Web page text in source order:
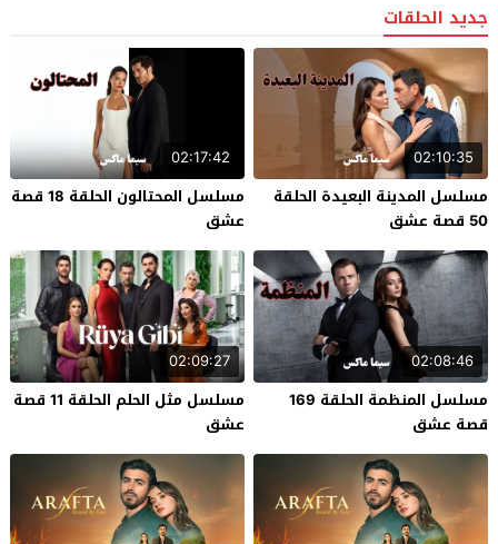
جديد الحلقات
02:10:35
مسلسل المدينة البعيدة الحلقة
50 قصة عشق
02:17:42
مسلسل المحتالون الحلقة 18 قصة
عشق
02:08:46
مسلسل المنظمة الحلقة 169
قصة عشق
02:09:27
مسلسل مثل الحلم الحلقة 11 قصة
عشق